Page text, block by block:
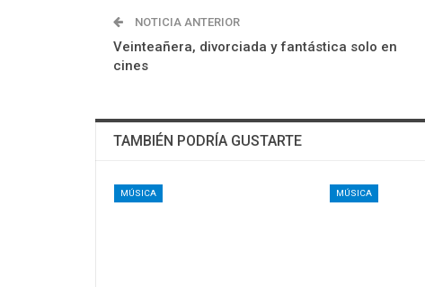
NOTICIA ANTERIOR
Veinteañera, divorciada y fantástica solo en
cines
TAMBIÉN PODRÍA GUSTARTE
MÚSICA MÚSICA